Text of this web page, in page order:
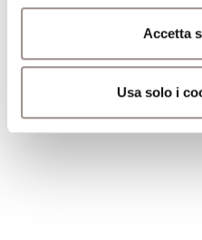
Accetta
Usa solo i
EditoreVita e
Anno recensione 2013
Recensito daFabio